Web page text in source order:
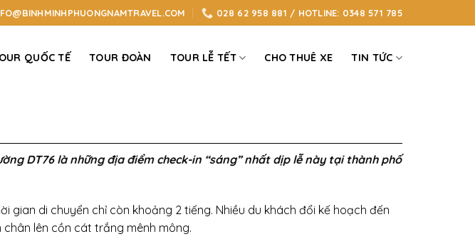
028 62 958 881 / HOTLINE: 0348 571 785
QUỐC TẾ TOUR ĐOÀN TOUR LỄ TẾT CHO THUÊ XE TIN TỨC
DT76 là những địa điểm check-in “sáng” nhất dịp lễ này tại thành phố
gian di chuyển chỉ còn khoảng 2 tiếng. Nhiều du khách đổi kế hoạch đến
lên cồn cát trắng mênh mông.